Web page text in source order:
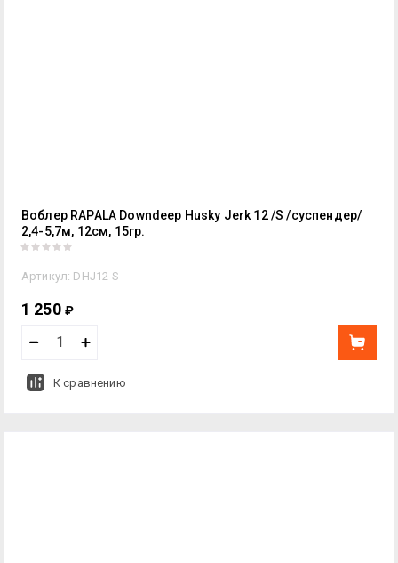
Воблер RAPALA Downdeep Husky Jerk 12 /S /суспендер/
2,4-5,7м, 12см, 15гр.
Артикул: DHJ12-S
1 250 ₽
К сравнению